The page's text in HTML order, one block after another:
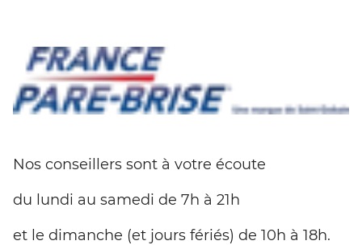
Nos conseillers sont à votre écoute
du lundi au samedi de 7h à 21h
et le dimanche (et jours fériés) de 10h à 18h.